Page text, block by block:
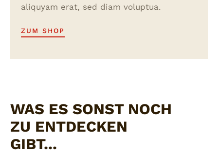
aliquyam erat, sed diam voluptua.
ZUM SHOP
WAS ES SONST NOCH
ZU ENTDECKEN
GIBT...